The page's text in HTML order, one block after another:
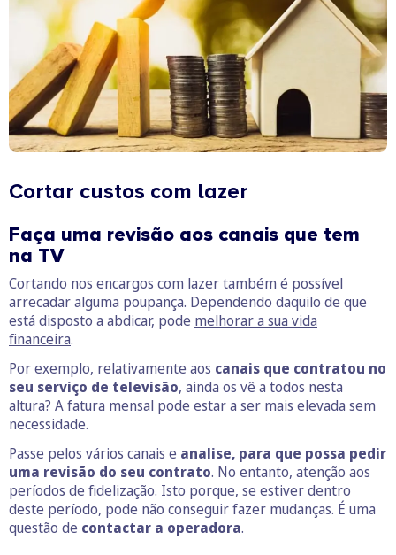
Cortar custos com lazer
Faça uma revisão aos canais que tem
na TV
Cortando nos encargos com lazer também é possível
arrecadar alguma poupança. Dependendo daquilo de que
está disposto a abdicar, pode melhorar a sua vida
financeira.
Por exemplo, relativamente aos canais que contratou no
seu serviço de televisão, ainda os vê a todos nesta
altura? A fatura mensal pode estar a ser mais elevada sem
necessidade.
Passe pelos vários canais e analise, para que possa pedir
uma revisão do seu contrato. No entanto, atenção aos
períodos de fidelização. Isto porque, se estiver dentro
deste período, pode não conseguir fazer mudanças. É uma
questão de contactar a operadora.